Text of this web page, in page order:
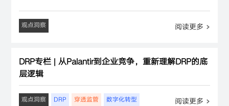
观点洞察 阅读更多
DRP专栏 | 从Palantir到企业竞争，重新理解DRP的底
层逻辑
观点洞察 DRP 穿透监管 数字化转型 阅读更多